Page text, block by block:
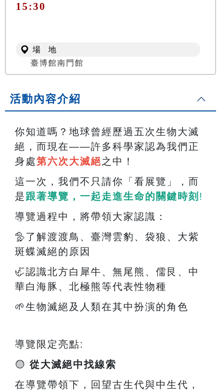
15:30
場 地
臺博館南門館
活動內容介紹
你知道嗎？地球曾經歷過五次生物大滅
絕，而現在——許多科學家認為我們正
身處第六次大滅絕之中！
這一次，我們不只請你「看展覽」，而
是跟著導覽，一起走進生命的關鍵時刻 !
導覽過程中，將帶領大家認識：
🦤了解渡渡鳥、臺灣雲豹、袋狼、大紫
斑蝶滅絕的原因
🦏認識北方白犀牛、無尾熊、儒艮、中
華白海豚、北極熊等代表性物種
🌱生物滅絕及人類在其中扮演的角色
導覽限定亮點:
🟡 從大滅絕中找線索
在導覽帶領下，回望古生代與中生代，